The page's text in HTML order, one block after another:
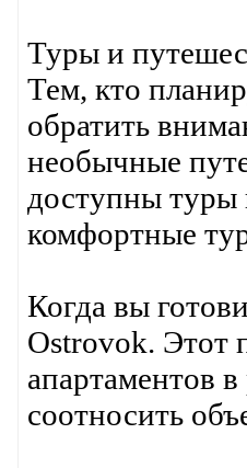
Туры и
Тем, кто
обратить
необычные
доступны туры
комфортные
Когда вы
Ostrovok. Этот
апартаментов
соотносить